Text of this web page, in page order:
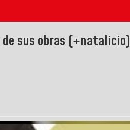
sus obras (+natalicio)